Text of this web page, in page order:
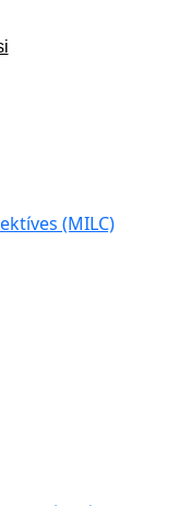
(MILC)